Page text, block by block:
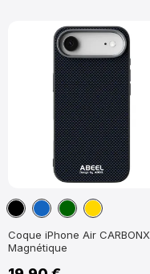
NoirBleuVertOr
Coque iPhone Air CARBONX
Magnétique